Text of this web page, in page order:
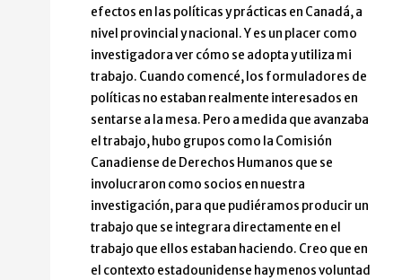
efectos en las políticas y prácticas en Canadá, a
nivel provincial y nacional. Y es un placer como
investigadora ver cómo se adopta y utiliza mi
trabajo. Cuando comencé, los formuladores de
políticas no estaban realmente interesados en
sentarse a la mesa. Pero a medida que avanzaba
el trabajo, hubo grupos como la Comisión
Canadiense de Derechos Humanos que se
involucraron como socios en nuestra
investigación, para que pudiéramos producir un
trabajo que se integrara directamente en el
trabajo que ellos estaban haciendo. Creo que en
el contexto estadounidense hay menos voluntad